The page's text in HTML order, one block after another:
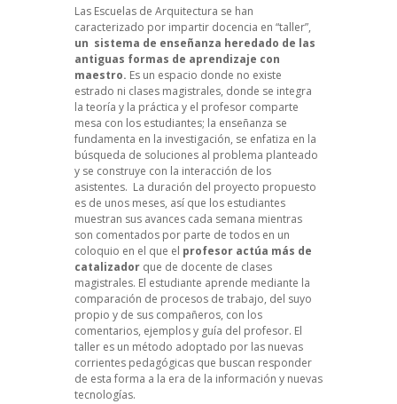
Las Escuelas de Arquitectura se han
caracterizado por impartir docencia en “taller”,
un sistema de enseñanza heredado de las
antiguas formas de aprendizaje con
maestro. Es un espacio donde no existe
estrado ni clases magistrales, donde se integra
la teoría y la práctica y el profesor comparte
mesa con los estudiantes; la enseñanza se
fundamenta en la investigación, se enfatiza en la
búsqueda de soluciones al problema planteado
y se construye con la interacción de los
asistentes. La duración del proyecto propuesto
es de unos meses, así que los estudiantes
muestran sus avances cada semana mientras
son comentados por parte de todos en un
coloquio en el que el profesor actúa más de
catalizador que de docente de clases
magistrales. El estudiante aprende mediante la
comparación de procesos de trabajo, del suyo
propio y de sus compañeros, con los
comentarios, ejemplos y guía del profesor. El
taller es un método adoptado por las nuevas
corrientes pedagógicas que buscan responder
de esta forma a la era de la información y nuevas
tecnologías.